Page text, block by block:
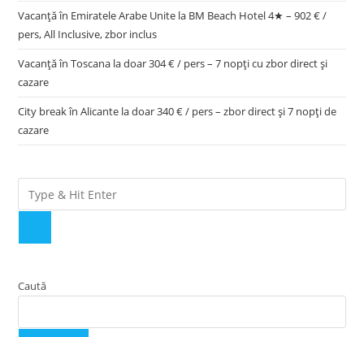
Vacanță în Emiratele Arabe Unite la BM Beach Hotel 4★ – 902 € /
pers, All Inclusive, zbor inclus
Vacanță în Toscana la doar 304 € / pers – 7 nopți cu zbor direct și
cazare
City break în Alicante la doar 340 € / pers – zbor direct și 7 nopți de
cazare
Caută